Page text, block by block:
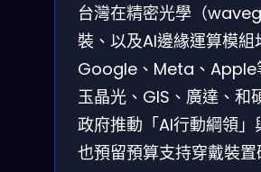
台灣在精密光學（
裝、以及AI邊緣運算模
Google、Meta、Apple
玉晶光、GIS、廣達、和
政府推動「AI行動綱領
也預留預算支持穿戴裝